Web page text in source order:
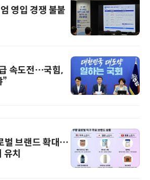
영입 경쟁 불붙
속도전…국힘,
”
벌 브랜드 확대…
치